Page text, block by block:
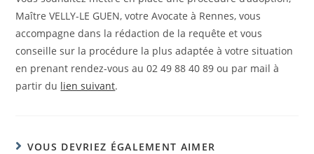
Maître VELLY-LE GUEN, votre Avocate à Rennes, vous
accompagne dans la rédaction de la requête et vous
conseille sur la procédure la plus adaptée à votre situation
en prenant rendez-vous au 02 49 88 40 89 ou par mail à
partir du lien suivant.
VOUS DEVRIEZ ÉGALEMENT AIMER